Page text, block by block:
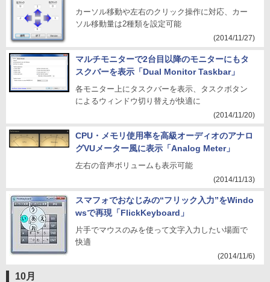
カーソル移動や左右のクリック操作に対応、カー
ソル移動量は2種類を設定可能
(2014/11/27)
マルチモニターで2台目以降のモニターにもタ
スクバーを表示「Dual Monitor Taskbar」
各モニター上にタスクバーを表示、タスクボタン
によるウィンドウ切り替えが快適に
(2014/11/20)
CPU・メモリ使用率を高級オーディオのアナロ
グVUメーター風に表示「Analog Meter」
左右の音声ボリュームも表示可能
(2014/11/13)
スマフォでおなじみの“フリック入力”をWindo
wsで再現「FlickKeyboard」
片手でマウスのみを使って文字入力したい場面で
快適
(2014/11/6)
10月